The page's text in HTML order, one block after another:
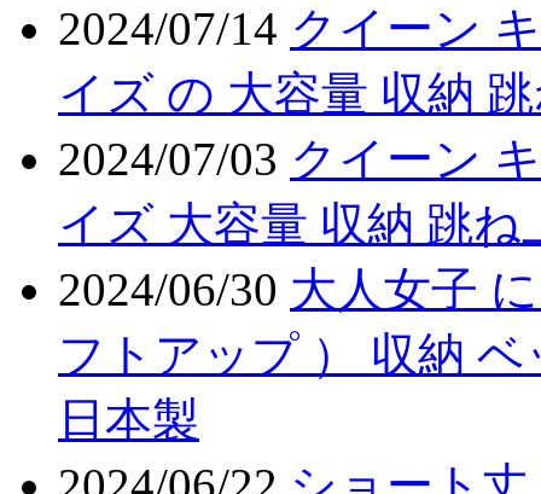
2024/07/14 クイーン
イズ の 大容量 収納
2024/07/03 クイーン
イズ 大容量 収納 跳
2024/06/30 大人女子
フトアップ ） 収納
日本製